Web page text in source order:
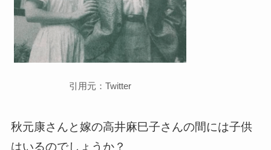
引用元：Twitter
秋元康さんと嫁の高井麻巳子さんの間には子供
はいるのでしょうか？